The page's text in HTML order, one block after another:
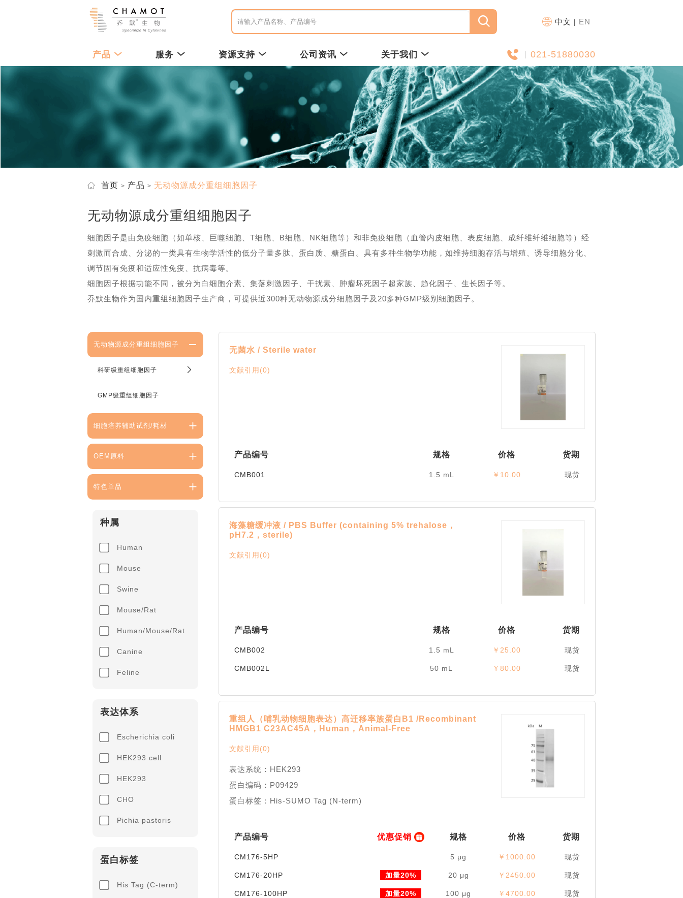
中文 | EN
产品 服务 资源支持 公司资讯 关于我们 021-51880030
首页 产品 无动物源成分重组细胞因子
无动物源成分重组细胞因子
细胞因子是由免疫细胞（如单核、巨噬细胞、T细胞、B细胞、NK细胞等）和非免疫细胞（血管内皮细胞、表皮细胞、成纤维纤维细胞等）经
刺激而合成、分泌的一类具有生物学活性的低分子量多肽、蛋白质、糖蛋白。具有多种生物学功能，如维持细胞存活与增殖、诱导细胞分化、
调节固有免疫和适应性免疫、抗病毒等。
细胞因子根据功能不同，被分为白细胞介素、集落刺激因子、干扰素、肿瘤坏死因子超家族、趋化因子、生长因子等。
乔默生物作为国内重组细胞因子生产商，可提供近300种无动物源成分细胞因子及20多种GMP级别细胞因子。
无动物源成分重组细胞因子
科研级重组细胞因子
GMP级重组细胞因子
细胞培养辅助试剂/耗材
OEM原料
特色单品
种属
Human
Mouse
Swine
Mouse/Rat
Human/Mouse/Rat
Canine
Feline
表达体系
Escherichia coli
HEK293 cell
HEK293
CHO
Pichia pastoris
蛋白标签
His Tag (C-term)
无菌水 / Sterile water
文献引用(0)
产品编号 规格 价格 货期
CMB001 1.5 mL ￥10.00 现货
海藻糖缓冲液 / PBS Buffer (containing 5% trehalose，
pH7.2，sterile)
文献引用(0)
产品编号 规格 价格 货期
CMB002 1.5 mL ￥25.00 现货
CMB002L 50 mL ￥80.00 现货
重组人（哺乳动物细胞表达）高迁移率族蛋白B1 /Recombinant
HMGB1 C23AC45A，Human，Animal-Free
文献引用(0)
表达系统：HEK293
蛋白编码：P09429
蛋白标签：His-SUMO Tag (N-term)
产品编号 优惠促销 规格 价格 货期
CM176-5HP 5 μg ￥1000.00 现货
CM176-20HP 加量20% 20 μg ￥2450.00 现货
CM176-100HP 加量20% 100 μg ￥4700.00 现货